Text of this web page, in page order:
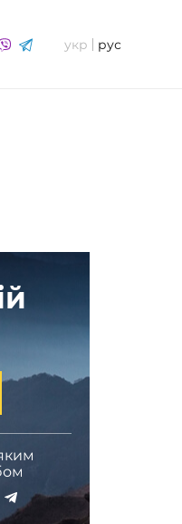
укр рус